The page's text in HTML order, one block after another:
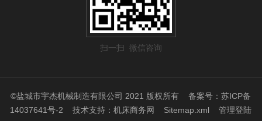
扫一扫 微信咨询
©盐城市宇杰机械制造有限公司 2021 版权所有备案号：苏ICP备
14037641号-2 技术支持：机床商务网 Sitemap.xml 管理登陆